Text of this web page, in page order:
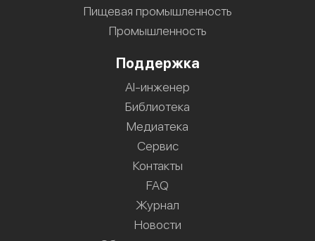
Пищевая промышленность
Промышленность
Поддержка
AI-инженер
Библиотека
Медиатека
Сервис
Контакты
FAQ
Журнал
Новости